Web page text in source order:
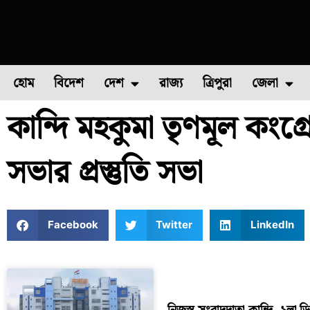
হোম বিদেশ দেশ
ফুল চাষ ফল চাষ মাছ চাষ পোল্ট্রি
রাজ্য ত্রিপুরা জেলা
উত্তর ২৪
কান্দি মহকুমা তৃণমূল
সভার প্রস্তুতি সভা
Facebook Twitter LinkedIn